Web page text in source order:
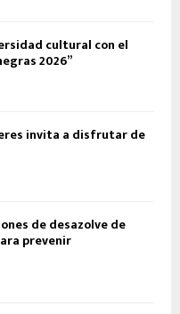
cultural con el
2026”
invita a disfrutar de
de desazolve de
prevenir